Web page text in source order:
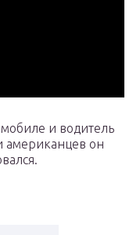
и водитель
американцев он